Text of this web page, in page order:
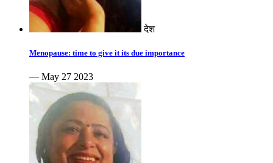
देश
Menopause: time to give it its due importance
— May 27 2023